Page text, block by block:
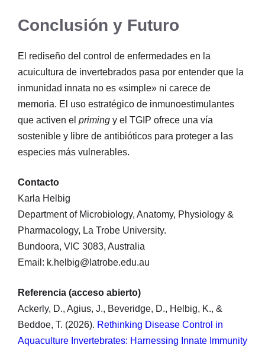
Conclusión y Futuro
El rediseño del control de enfermedades en la
acuicultura de invertebrados pasa por entender que la
inmunidad innata no es «simple» ni carece de
memoria. El uso estratégico de inmunoestimulantes
que activen el priming y el TGIP ofrece una vía
sostenible y libre de antibióticos para proteger a las
especies más vulnerables.
Contacto
Karla Helbig
Department of Microbiology, Anatomy, Physiology &
Pharmacology, La Trobe University.
Bundoora, VIC 3083, Australia
Email: k.helbig@latrobe.edu.au
Referencia (acceso abierto)
Ackerly, D., Agius, J., Beveridge, D., Helbig, K., &
Beddoe, T. (2026). Rethinking Disease Control in
Aquaculture Invertebrates: Harnessing Innate Immunity